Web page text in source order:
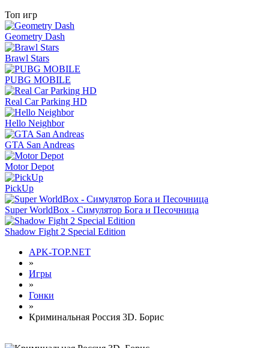
Топ игр
Geometry Dash
Brawl Stars
PUBG MOBILE
Real Car Parking HD
Hello Neighbor
GTA San Andreas
Motor Depot
PickUp
Super WorldBox - Симулятор Бога и Песочница
Shadow Fight 2 Special Edition
APK-TOP.NET
»
Игры
»
Гонки
»
Криминальная Россия 3D. Борис